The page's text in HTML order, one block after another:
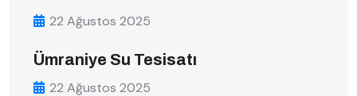
22 Ağustos 2025
Ümraniye Su Tesisatı
22 Ağustos 2025